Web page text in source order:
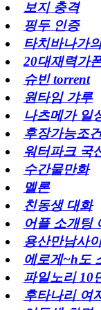
보지 충격
핑두 인증
타치바나가
20대재력가
슈빈 torrent
원타임 갸루
나츠메가 일
후장가능조
워터파크 국
수간물만화
멜론
친동생 대화
어플 소개팅
용산만남사
에로게~h도
파일노리 10
후타나리 여